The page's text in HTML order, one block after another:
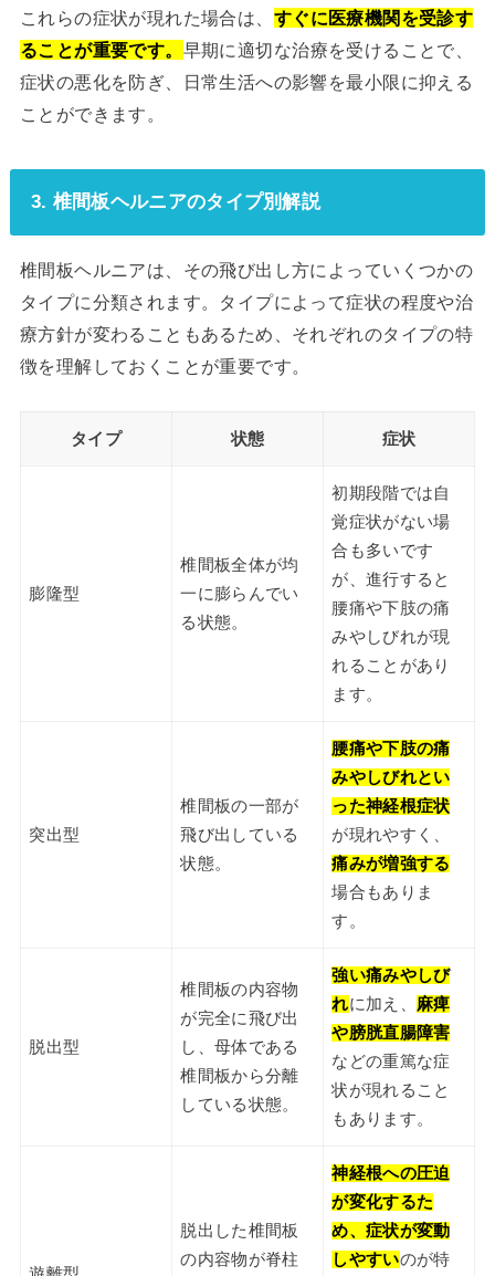
これらの症状が現れた場合は、 すぐに医療機関を受診す
ることが重要です。 早期に適切な治療を受けることで、
症状の悪化を防ぎ、日常生活への影響を最小限に抑える
ことができます。
3. 椎間板ヘルニアのタイプ別解説
椎間板ヘルニアは、その飛び出し方によっていくつかの
タイプに分類されます。タイプによって症状の程度や治
療方針が変わることもあるため、それぞれのタイプの特
徴を理解しておくことが重要です。
タイプ 状態 症状
膨隆型
椎間板全体が均
一に膨らんでい
る状態。
初期段階では自
覚症状がない場
合も多いです
が、進行すると
腰痛や下肢の痛
みやしびれが現
れることがあり
ます。
突出型
椎間板の一部が
飛び出している
状態。
腰痛や下肢の痛
みやしびれとい
った神経根症状
が現れやすく、
痛みが増強する
場合もありま
す。
脱出型
椎間板の内容物
が完全に飛び出
し、母体である
椎間板から分離
している状態。
強い痛みやしび
れに加え、 麻痺
や膀胱直腸障害
などの重篤な症
状が現れること
もあります。
脱出した椎間板
の内容物が脊柱
神経根への圧迫
が変化するた
め、症状が変動
しやすいのが特